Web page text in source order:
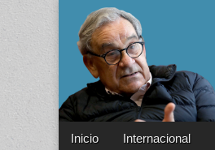
Main
Skip
Inicio Internacional